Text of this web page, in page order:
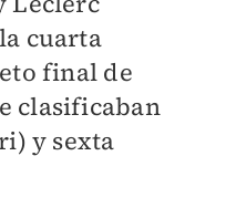
cuarta
final de
clasificaban
y sexta